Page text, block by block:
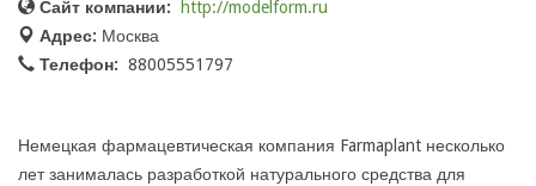
Сайт компании:
http://modelform.ru
Адрес: Москва
Телефон: 88005551797
Немецкая фармацевтическая компания Farmaplant несколько
лет занималась разработкой натурального средства для